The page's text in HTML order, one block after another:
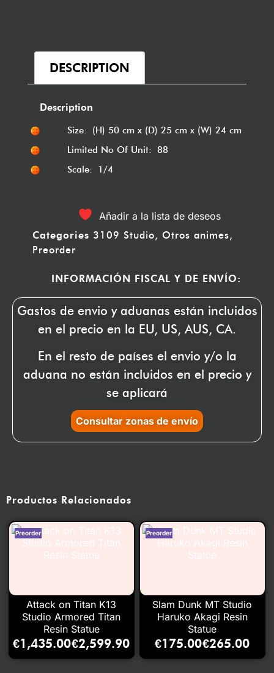
DESCRIPTION
Description
Size: (H) 50 cm x (D) 25 cm x (W) 24 cm
Limited No Of Unit: 88
Scale: 1/4
Añadir a la lista de deseos
Categories 3109 Studio, Otros animes,
Preorder
INFORMACIÓN FISCAL Y DE ENVÍO:
Gastos de envio y aduanas están incluidos
en el precio en la EU, US, AUS, CA.
En el resto de países el envio y/o la
aduana no están incluidos en el precio y
se aplicará
Consultar zonas de envío
Productos Relacionados
Attack on Titan K13
Studio Armored Titan
Resin Statue
€1,435.00€2,599.90
Slam Dunk MT Studio
Haruko Akagi Resin
Statue
€175.00€265.00